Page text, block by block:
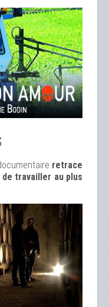
retrace
travailler au plus